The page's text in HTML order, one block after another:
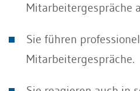
Mitarbeitergespräche
Sie führen
Mitarbeitergespräche.